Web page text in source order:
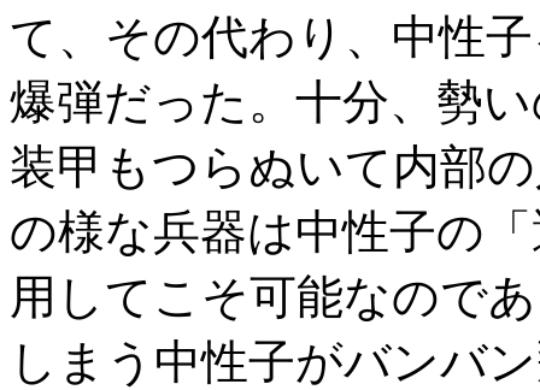
て、その代わり、中性
爆弾だった。十分、勢
装甲もつらぬいて内部
の様な兵器は中性子の
用してこそ可能なので
しまう中性子がバンバ